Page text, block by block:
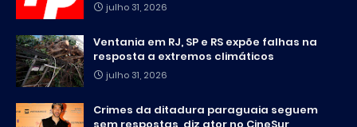
julho 31, 2026
Ventania em RJ, SP e RS expõe falhas na
resposta a extremos climáticos
julho 31, 2026
Crimes da ditadura paraguaia seguem